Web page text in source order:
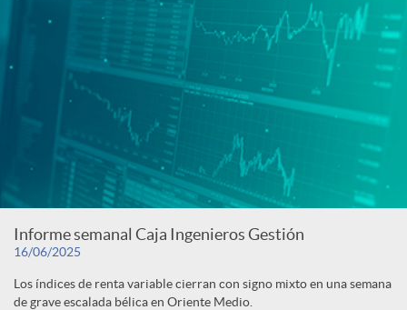
Informe semanal Caja Ingenieros Gestión
16/06/2025
Los índices de renta variable cierran con signo mixto en una semana
de grave escalada bélica en Oriente Medio.